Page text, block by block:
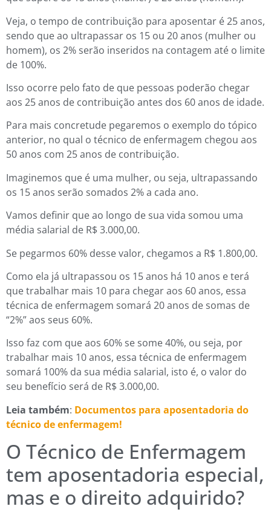
Veja, o tempo de contribuição para aposentar é 25 anos,
sendo que ao ultrapassar os 15 ou 20 anos (mulher ou
homem), os 2% serão inseridos na contagem até o limite
de 100%.
Isso ocorre pelo fato de que pessoas poderão chegar
aos 25 anos de contribuição antes dos 60 anos de idade.
Para mais concretude pegaremos o exemplo do tópico
anterior, no qual o técnico de enfermagem chegou aos
50 anos com 25 anos de contribuição.
Imaginemos que é uma mulher, ou seja, ultrapassando
os 15 anos serão somados 2% a cada ano.
Vamos definir que ao longo de sua vida somou uma
média salarial de R$ 3.000,00.
Se pegarmos 60% desse valor, chegamos a R$ 1.800,00.
Como ela já ultrapassou os 15 anos há 10 anos e terá
que trabalhar mais 10 para chegar aos 60 anos, essa
técnica de enfermagem somará 20 anos de somas de
“2%” aos seus 60%.
Isso faz com que aos 60% se some 40%, ou seja, por
trabalhar mais 10 anos, essa técnica de enfermagem
somará 100% da sua média salarial, isto é, o valor do
seu benefício será de R$ 3.000,00.
Leia também: Documentos para aposentadoria do
técnico de enfermagem!
O Técnico de Enfermagem
tem aposentadoria especial,
mas e o direito adquirido?